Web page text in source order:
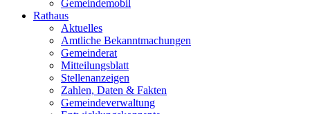
Gemeindemobil
Rathaus
Aktuelles
Amtliche Bekanntmachungen
Gemeinderat
Mitteilungsblatt
Stellenanzeigen
Zahlen, Daten & Fakten
Gemeindeverwaltung